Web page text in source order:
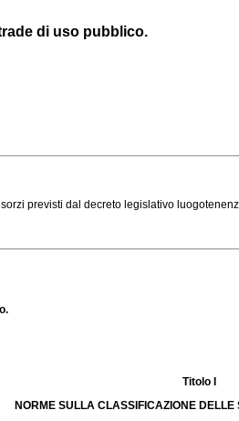
di uso pubblico.
previsti dal decreto legislativo
Titolo I
NORME SULLA CLASSIFICAZIONE